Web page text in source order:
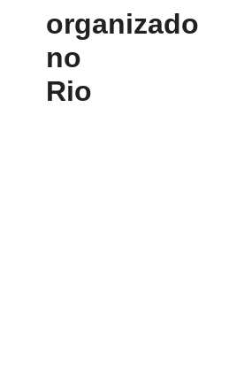
organizado
no
Rio